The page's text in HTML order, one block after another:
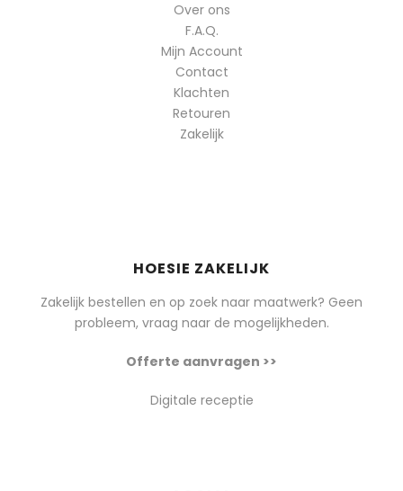
Over ons
F.A.Q.
Mijn Account
Contact
Klachten
Retouren
Zakelijk
HOESIE ZAKELIJK
Zakelijk bestellen en op zoek naar maatwerk? Geen
probleem, vraag naar de mogelijkheden.
Offerte aanvragen >>
Digitale receptie